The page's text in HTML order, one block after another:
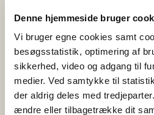
Denne hjemmeside bruger
Vi bruger egne cookies samt
besøgsstatistik, optimering af
sikkerhed, video og adgang til
medier. Ved samtykke til
der aldrig deles med
ændre eller tilbagetrække dit
departementet i Ministeriet
Landbrug og Fiskeri om
økonomiske resultater.
Læs årsrapporten for